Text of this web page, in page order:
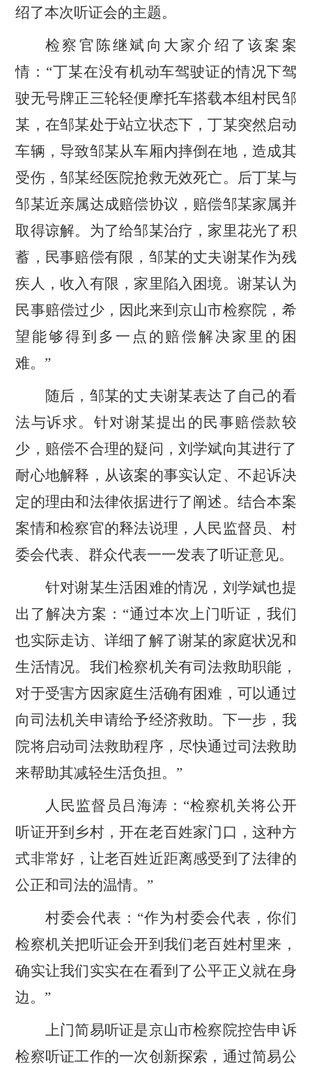
绍了本次听证会的主题。
检察官陈继斌向大家介绍了该案案
情： “丁某在没有机动车驾驶证的情况下驾
驶无号牌正三轮轻便摩托车搭载本组村民邹
某，在邹某处于站立状态下，丁某突然启动
车辆，导致邹某从车厢内摔倒在地，造成其
受伤，邹某经医院抢救无效死亡。后丁某与
邹某近亲属达成赔偿协议，赔偿邹某家属并
取得谅解。为了给邹某治疗，家里花光了积
蓄，民事赔偿有限，邹某的丈夫谢某作为残
疾人，收入有限，家里陷入困境。谢某认为
民事赔偿过少，因此来到京山市检察院，希
望能够得到多一点的赔偿解决家里的困
难。”
随后，邹某的丈夫谢某表达了自己的看
法与诉求。针对谢某提出的民事赔偿款较
少，赔偿不合理的疑问，刘学斌向其进行了
耐心地解释，从该案的事实认定、不起诉决
定的理由和法律依据进行了阐述。结合本案
案情和检察官的释法说理，人民监督员、村
委会代表、群众代表一一发表了听证意见。
针对谢某生活困难的情况，刘学斌也提
出了解决方案： “通过本次上门听证，我们
也实际走访、详细了解了谢某的家庭状况和
生活情况。我们检察机关有司法救助职能，
对于受害方因家庭生活确有困难，可以通过
向司法机关申请给予经济救助。下一步，我
院将启动司法救助程序，尽快通过司法救助
来帮助其减轻生活负担。 ”
人民监督员吕海涛： “检察机关将公开
听证开到乡村，开在老百姓家门口，这种方
式非常好，让老百姓近距离感受到了法律的
公正和司法的温情。”
村委会代表： “作为村委会代表， 你们
检察机关把听证会开到我们老百姓村里来 ，
确实让我们实实在在看到了公平正义就在身
边。 ”
上门简易听证是京山市检察院控告申诉
检察听证工作的一次创新探索，通过简易公